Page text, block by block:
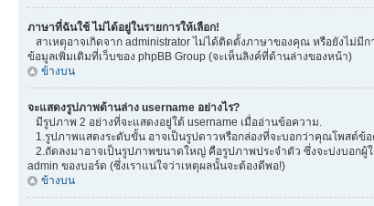
ภาษาที่ฉันใช้ ไม่ได้อยู่ในรายการให้เลือก!
สาเหตุอาจเกิดจาก administrator ไม่ได้ติดตั้งภาษาของคุณ หรือยังไม่
ข้อมูลเพิ่มเติมที่เว็บของ phpBB Group (จะเห็นลิงค์ที่ด้านล่างของหน้า)
ข้างบน
จะแสดงรูปภาพด้านล่าง username อย่างไร?
มีรูปภาพ 2 อย่างที่จะแสดงอยู่ใต้ username เมื่ออ่านข้อความ.
1.รูปภาพแสดงระดับขั้น อาจเป็นรูปดาวหรือกล่องที่จะบอกว่าคุณโพสต์ข้อ
2.ถัดลงมาอาจเป็นรูปภาพขนาดใหญ่ คือรูปภาพประจำตัว ซึ่งจะบ่งบอก
admin ของบอร์ด (ซึ่งเราแน่ใจว่าเหตุผลนั้นจะต้องดีพอ!)
ข้างบน